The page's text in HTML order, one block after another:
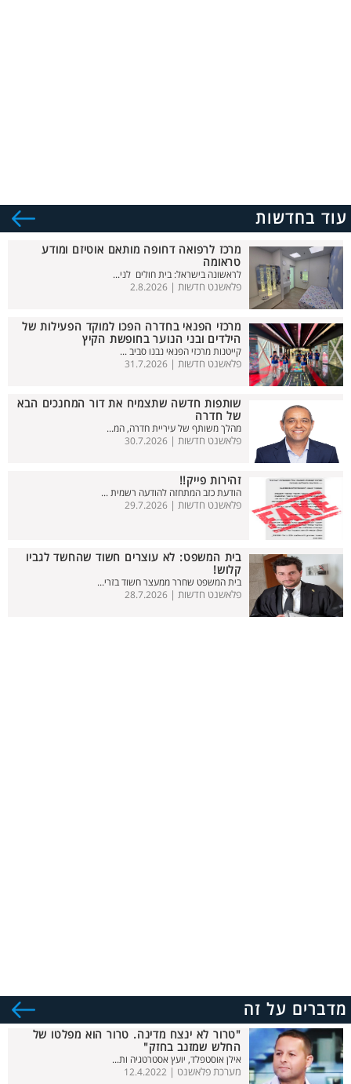
עוד בחדשות
מרכז לרפואה דחופה מותאם אוטיזם ומודע
טראומה
לראשונה בישראל: בית חולים לני...
פלאשנט חדשות | 2.8.2026
מרכזי הפנאי בחדרה הפכו למוקד הפעילות של
הילדים ובני הנוער בחופשת הקיץ
קייטנות מרכזי הפנאי נבנו סביב ...
פלאשנט חדשות | 31.7.2026
שותפות חדשה שתצמיח את דור המחנכים הבא
של חדרה
מהלך משותף של עיריית חדרה, המ...
פלאשנט חדשות | 30.7.2026
זהירות פייק!!
הודעת כזב המתחזה להודעה רשמית ...
פלאשנט חדשות | 29.7.2026
בית המשפט: לא עוצרים חשוד שהחשד לגביו
קלוש!
בית המשפט שחרר ממעצר חשוד בזרי...
פלאשנט חדשות | 28.7.2026
מדברים על זה
"טרור לא ינצח מדינה. טרור הוא מפלטו של
החלש שמזנב בחזק"
אילן אוסטפלד, יועץ אסטרטגיה ות...
מערכת פלאשנט | 12.4.2022